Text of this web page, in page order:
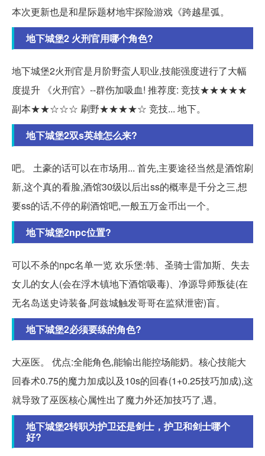
本次更新也是和星际题材地牢探险游戏《跨越星弧。
地下城堡2 火刑官用哪个角色?
地下城堡2火刑官是月阶野蛮人职业,技能强度进行了大幅
度提升 《火刑官》--群伤加吸血! 推荐度: 竞技★★★★★
副本★★☆☆☆ 刷野★★★★☆ 竞技... 地下。
地下城堡2双s英雄怎么来?
吧。 土豪的话可以在市场用... 首先,主要途径当然是酒馆刷
新,这个真的看脸,酒馆30级以后出ss的概率是千分之三,想
要ss的话,不停的刷酒馆吧,一般五万金币出一个。
地下城堡2npc位置?
可以不杀的npc名单一览 欢乐堡:韩、圣骑士雷加斯、失去
女儿的女人(会在浮木镇地下酒馆吸毒)、净源导师叛徒(在
无名岛送史诗装备,阿兹城触发哥哥在监狱泄密)盲。
地下城堡2必须要练的角色?
大巫医。 优点:全能角色,能输出能控场能奶。核心技能大
回春术0.75的魔力加成以及10s的回春(1+0.25技巧加成),这
就导致了巫医核心属性出了魔力外还加技巧了,遇。
地下城堡2转职为护卫还是剑士，护卫和剑士哪个
好?